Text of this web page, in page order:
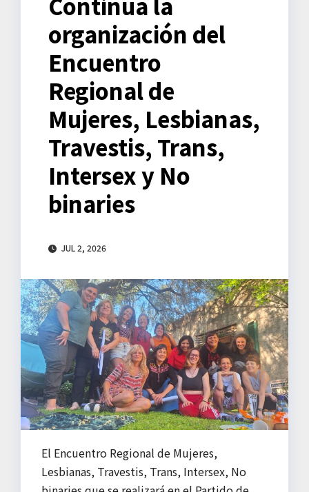
organización del
Encuentro
Regional de
Mujeres, Lesbianas,
Travestis, Trans,
Intersex y No
binaries
JUL 2, 2026
El Encuentro Regional de Mujeres,
Lesbianas, Travestis, Trans, Intersex, No